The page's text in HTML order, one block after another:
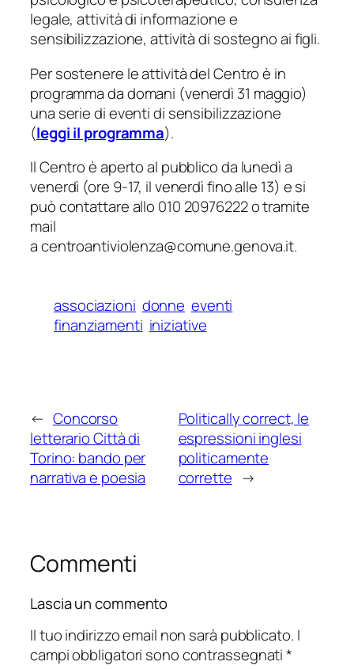
legale, attività di informazione e
sensibilizzazione, attività di sostegno ai figli.
Per sostenere le attività del Centro è in
programma da domani (venerdì 31 maggio)
una serie di eventi di sensibilizzazione
(leggi il programma).
Il Centro è aperto al pubblico da lunedì a
venerdì (ore 9-17, il venerdì fino alle 13) e si
può contattare allo 010 20976222 o tramite
mail
a centroantiviolenza@comune.genova.it.
associazioni donne eventi
finanziamenti iniziative
← Concorso
letterario Città di
Torino: bando per
narrativa e poesia
Politically correct, le
espressioni inglesi
politicamente
corrette →
Commenti
Lascia un commento
Il tuo indirizzo email non sarà pubblicato. I
campi obbligatori sono contrassegnati*